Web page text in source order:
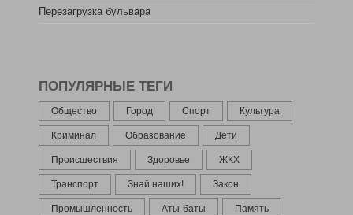
Перезагрузка бульвара
ПОПУЛЯРНЫЕ ТЕГИ
Общество Город Спорт Культура
Криминал Образование Дети
Происшествия Здоровье ЖКХ
Транспорт Знай наших! Закон
Промышленность Аты-баты Память